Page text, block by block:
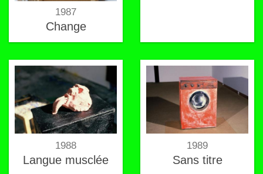
1987
Change
1988
Langue musclée
1989
Sans titre